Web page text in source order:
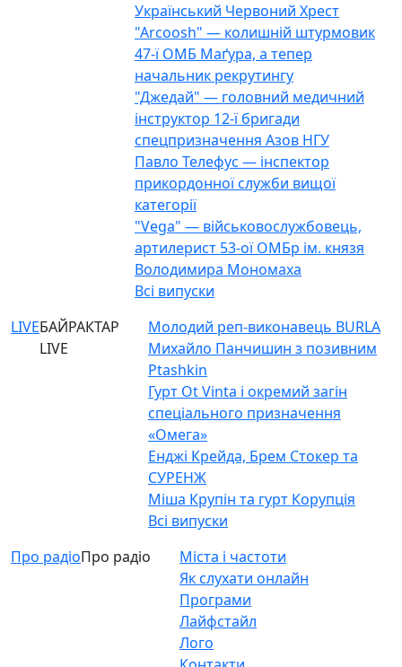
Український Червоний Хрест
"Arcoosh" — колишній штурмовик
47-ї ОМБ Маґура, а тепер
начальник рекрутингу
"Джедай" — головний медичний
інструктор 12-ї бригади
спецпризначення Азов НГУ
Павло Телефус — інспектор
прикордонної служби вищої
категорії
"Vega" — військовослужбовець,
артилерист 53-ої ОМБр ім. князя
Володимира Мономаха
Всі випуски
LIVEБАЙРАКТАР
LIVE
Молодий реп-виконавець BURLA
Михайло Панчишин з позивним
Ptashkin
Гурт Ot Vinta і окремий загін
спеціального призначення
«Омега»
Енджі Крейда, Брем Стокер та
СУРЕНЖ
Міша Крупін та гурт Корупція
Всі випуски
Про радіоПро радіо
Міста і частоти
Як слухати онлайн
Програми
Лайфстайл
Лого